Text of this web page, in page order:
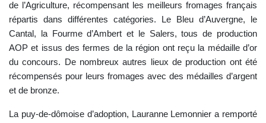
de l’Agriculture, récompensant les meilleurs fromages français
répartis dans différentes catégories. Le Bleu d’Auvergne, le
Cantal, la Fourme d’Ambert et le Salers, tous de production
AOP et issus des fermes de la région ont reçu la médaille d’or
du concours. De nombreux autres lieux de production ont été
récompensés pour leurs fromages avec des médailles d’argent
et de bronze.
La puy-de-dômoise d’adoption, Lauranne Lemonnier a remporté